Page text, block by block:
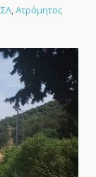
Ατρόμητος